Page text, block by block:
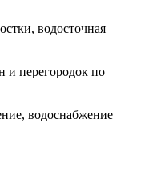
водосточная
и перегородок по
водоснабжение